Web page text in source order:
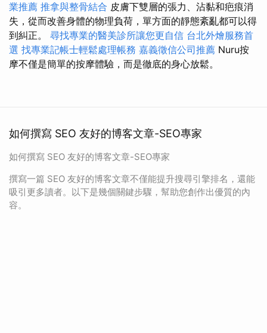
業推薦 推拿與整骨結合 皮膚下雙層的張力、沾黏和疤痕消
失，從而改善身體的物理負荷，單方面的靜態紊亂都可以得
到糾正。 尋找專業的醫美診所讓您更自信 台北外燴服務首
選 找專業記帳士輕鬆處理帳務 嘉義徵信公司推薦 Nuru按
摩不僅是簡單的按摩體驗，而是徹底的身心放鬆。
如何撰寫 SEO 友好的博客文章-SEO專家
如何撰寫 SEO 友好的博客文章-SEO專家
撰寫一篇 SEO 友好的博客文章不僅能提升搜尋引擎排名，還能
吸引更多讀者。以下是幾個關鍵步驟，幫助您創作出優質的內
容。